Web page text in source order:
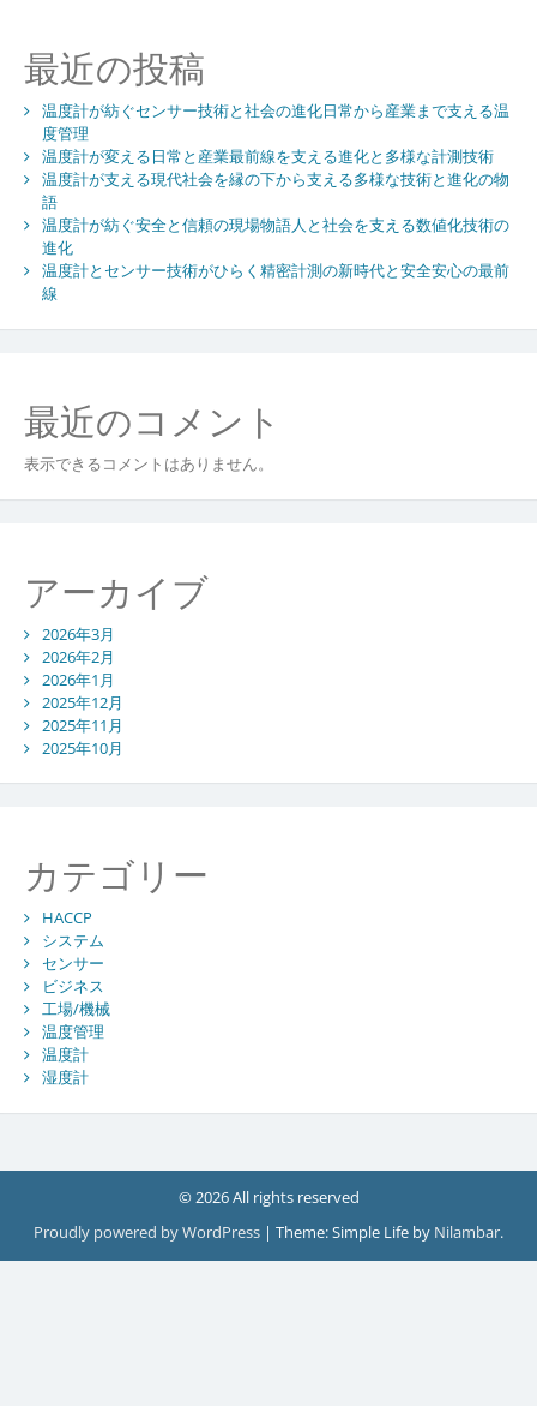
ョ
ン
最近の投稿
温度計が紡ぐセンサー技術と社会の進化日常から産業まで支える温
度管理
温度計が変える日常と産業最前線を支える進化と多様な計測技術
温度計が支える現代社会を縁の下から支える多様な技術と進化の物
語
温度計が紡ぐ安全と信頼の現場物語人と社会を支える数値化技術の
進化
温度計とセンサー技術がひらく精密計測の新時代と安全安心の最前
線
最近のコメント
表示できるコメントはありません。
アーカイブ
2026年3月
2026年2月
2026年1月
2025年12月
2025年11月
2025年10月
カテゴリー
HACCP
システム
センサー
ビジネス
工場/機械
温度管理
温度計
湿度計
© 2026 All rights reserved
Proudly powered by WordPress | Theme: Simple Life by Nilambar.